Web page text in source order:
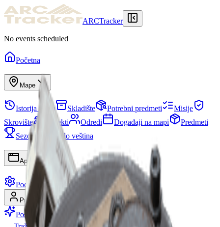
ARCTracker
No events scheduled
Početna
Mape
Istorija racija Skladište Potrebni predmeti
Misije
Skrovište
Projekti Odredi Događaji na mapi
Predmeti
Sezone
Stablo veština
Aplikacije
Podešavanja
Prijavi se
Postani Premium